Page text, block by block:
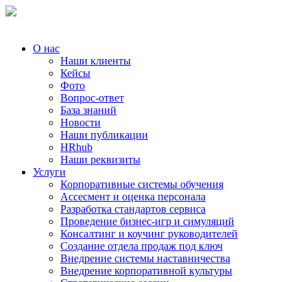
О нас
Наши клиенты
Кейсы
Фото
Вопрос-ответ
База знаний
Новости
Наши публикации
HRhub
Наши реквизиты
Услуги
Корпоративные системы обучения
Ассесмент и оценка персонала
Разработка стандартов сервиса
Проведение бизнес-игр и симуляций
Консалтинг и коучинг руководителей
Создание отдела продаж под ключ
Внедрение системы наставничества
Внедрение корпоративной культуры